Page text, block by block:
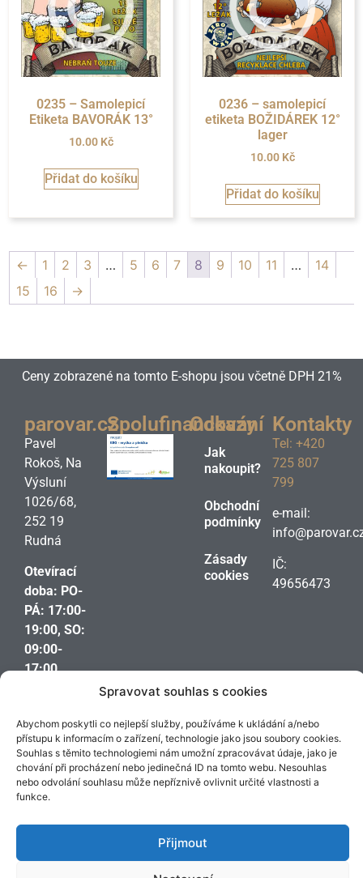
Spravovat souhlas s cookies
Abychom poskytli co nejlepší služby, používáme k ukládání a/nebo
přístupu k informacím o zařízení, technologie jako jsou soubory cookies.
Souhlas s těmito technologiemi nám umožní zpracovávat údaje, jako je
chování při procházení nebo jedinečná ID na tomto webu. Nesouhlas
nebo odvolání souhlasu může nepříznivě ovlivnit určité vlastnosti a
funkce.
Přijmout
0235 – Samolepicí
Etiketa BAVORÁK 13°
10.00 Kč
Přidat do košíku
0236 – samolepicí
etiketa BOŽIDÁREK 12°
lager
10.00 Kč
Přidat do košíku
← 1 2 3 … 5 6 7 8 9 10 11 …
14
15
16 →
Ceny zobrazené na tomto E-shopu jsou včetně DPH 21%
parovar.cz
Pavel
Rokoš, Na
Výsluní
1026/68,
252 19
Rudná
Otevírací
doba: PO-
PÁ: 17:00-
19:00, SO:
09:00-
17:00,
domluvě,
skoro
kdykoliv.
Spolufinancování
Odkazy
Jak
nakoupit?
Obchodní
podmínky
Zásady
cookies
Kontakty
Tel: +420
725 807
799
e-mail:
IČ:
49656473
© 2017 – 2026 | parovar.cz